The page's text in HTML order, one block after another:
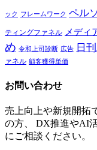
ック フレームワーク ペル
ティングファネル メディ
め 令和上司診断 広告 日
ァネル 顧客獲得単価
お問い合わせ
売上向上や新規開拓
の方、 DX推進やAI
にご相談ください。